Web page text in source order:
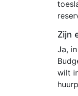
Zijn
Ja,
wilt